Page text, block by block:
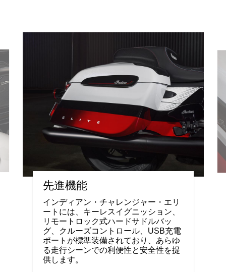
先進機能
インディアン・チャレンジャー・エリ
ートには、キーレスイグニッション、
リモートロック式ハードサドルバッ
グ、クルーズコントロール、USB充電
ポートが標準装備されており、あらゆ
る走行シーンでの利便性と安全性を提
供します。